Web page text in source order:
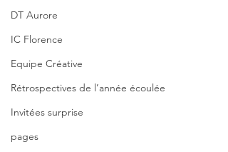
DT Aurore
IC Florence
Equipe Créative
Rétrospectives de l’année écoulée
Invitées surprise
pages